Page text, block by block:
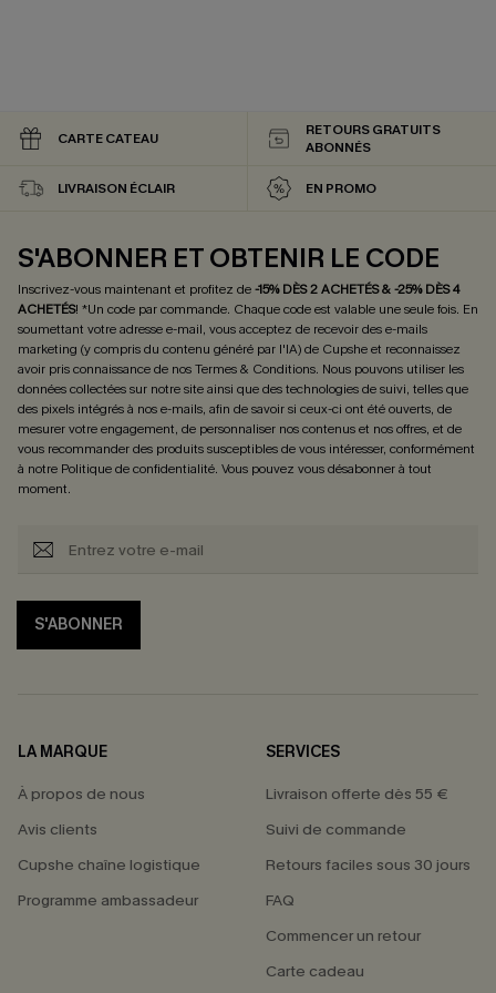
CARTE CATEAU
RETOURS GRATUITS
ABONNÉS
LIVRAISON ÉCLAIR EN PROMO
S'ABONNER ET OBTENIR LE CODE
Inscrivez-vous maintenant et profitez de-15% DÈS 2 ACHETÉS & -25% DÈS 4
ACHETÉS! *Un code par commande. Chaque code est valable une seule fois. En
soumettant votre adresse e-mail, vous acceptez de recevoir des e-mails
marketing (y compris du contenu généré par l'IA) de Cupshe et reconnaissez
avoir pris connaissance de nosTermes & Conditions. Nous pouvons utiliser les
données collectées sur notre site ainsi que des technologies de suivi, telles que
des pixels intégrés à nos e-mails, afin de savoir si ceux-ci ont été ouverts, de
mesurer votre engagement, de personnaliser nos contenus et nos offres, et de
vous recommander des produits susceptibles de vous intéresser, conformément
à notre Politique de confidentialité. Vous pouvez vous désabonner à tout
moment.
S'ABONNER
LA MARQUE
À propos de nous
Avis clients
Cupshe chaîne logistique
Programme ambassadeur
SERVICES
Livraison offerte dès 55 €
Suivi de commande
Retours faciles sous 30 jours
FAQ
Commencer un retour
Carte cadeau